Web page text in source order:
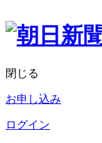
閉じる
お申し込み
ログイン